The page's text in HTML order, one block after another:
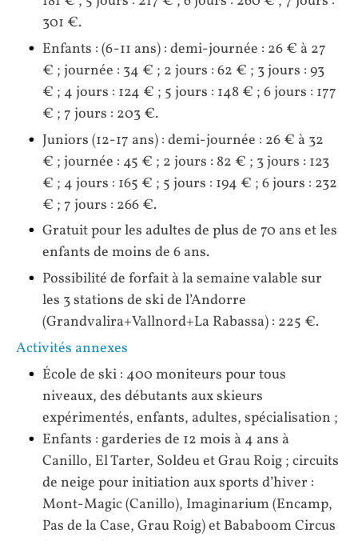
301 €.
Enfants : (6-11 ans) : demi-journée : 26 € à 27
€ ; journée : 34 € ; 2 jours : 62 € ; 3 jours : 93
€ ; 4 jours : 124 € ; 5 jours : 148 € ; 6 jours : 177
€ ; 7 jours : 203 €.
Juniors (12-17 ans) : demi-journée : 26 € à 32
€ ; journée : 45 € ; 2 jours : 82 € ; 3 jours : 123
€ ; 4 jours : 165 € ; 5 jours : 194 € ; 6 jours : 232
€ ; 7 jours : 266 €.
Gratuit pour les adultes de plus de 70 ans et les
enfants de moins de 6 ans.
Possibilité de forfait à la semaine valable sur
les 3 stations de ski de l’Andorre
(Grandvalira+Vallnord+La Rabassa) : 225 €.
Activités annexes
École de ski : 400 moniteurs pour tous
niveaux, des débutants aux skieurs
expérimentés, enfants, adultes, spécialisation ;
Enfants : garderies de 12 mois à 4 ans à
Canillo, El Tarter, Soldeu et Grau Roig ; circuits
de neige pour initiation aux sports d’hiver :
Mont-Magic (Canillo), Imaginarium (Encamp,
Pas de la Case, Grau Roig) et Bababoom Circus